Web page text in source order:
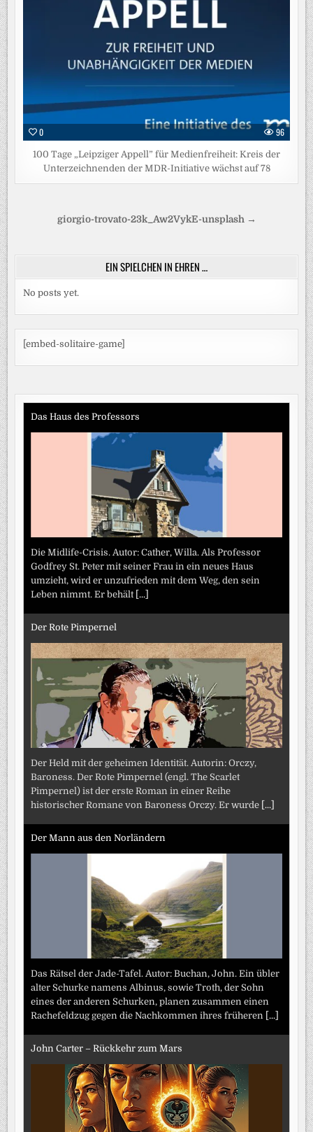
0 96
100 Tage „Leipziger Appell” für Medienfreiheit: Kreis der
Unterzeichnenden der MDR-Initiative wächst auf 78
Beitragsnavigation
giorgio-trovato-23k_Aw2VykE-unsplash →
EIN SPIELCHEN IN EHREN …
No posts yet.
[embed-solitaire-game]
Das Haus des Professors
Die Midlife-Crisis. Autor: Cather, Willa. Als Professor
Godfrey St. Peter mit seiner Frau in ein neues Haus
umzieht, wird er unzufrieden mit dem Weg, den sein
Leben nimmt. Er behält [...]
Der Rote Pimpernel
Der Held mit der geheimen Identität. Autorin: Orczy,
Baroness. Der Rote Pimpernel (engl. The Scarlet
Pimpernel) ist der erste Roman in einer Reihe
historischer Romane von Baroness Orczy. Er wurde [...]
Der Mann aus den Norländern
Das Rätsel der Jade-Tafel. Autor: Buchan, John. Ein übler
alter Schurke namens Albinus, sowie Troth, der Sohn
eines der anderen Schurken, planen zusammen einen
Rachefeldzug gegen die Nachkommen ihres früheren [...]
John Carter – Rückkehr zum Mars